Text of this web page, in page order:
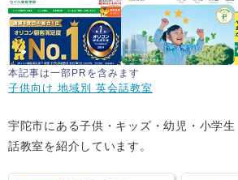
本記事は一部PRを含みます
子供向け 地域別 英会話教室
宇陀市にある子供・キッズ・幼児・小学
話教室を紹介しています。